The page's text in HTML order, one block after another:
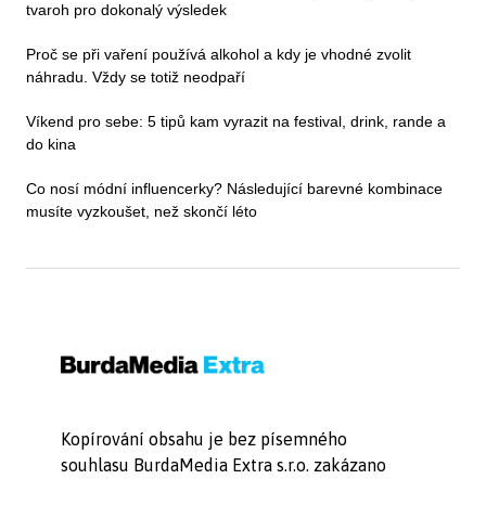
tvaroh pro dokonalý výsledek
Proč se při vaření používá alkohol a kdy je vhodné zvolit
náhradu. Vždy se totiž neodpaří
Víkend pro sebe: 5 tipů kam vyrazit na festival, drink, rande a
do kina
Co nosí módní influencerky? Následující barevné kombinace
musíte vyzkoušet, než skončí léto
Kopírování obsahu je bez písemného
souhlasu BurdaMedia Extra s.r.o. zakázano